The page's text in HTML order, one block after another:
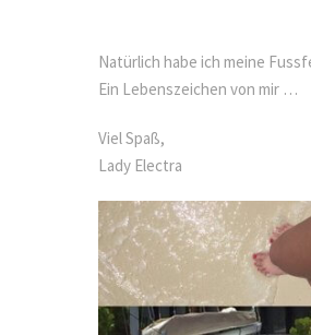
Natürlich habe ich meine
Ein Lebenszeichen von mir …
Viel Spaß,
Lady Electra